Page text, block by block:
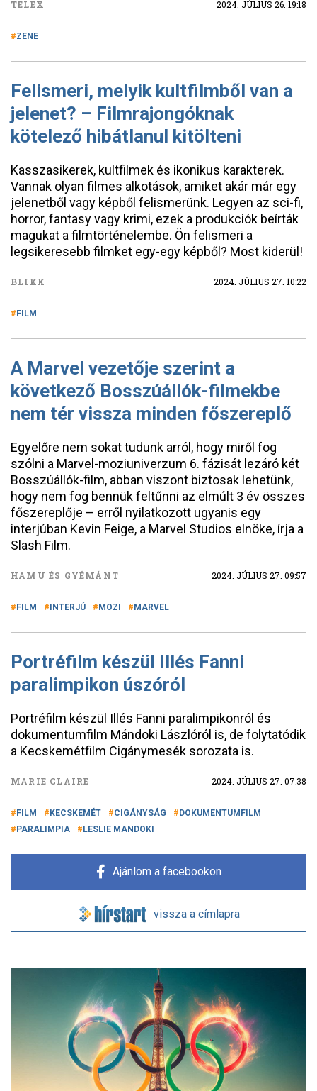
TELEX 2024. JÚLIUS 26. 19:18
ZENE
Felismeri, melyik kultfilmből van a
jelenet? – Filmrajongóknak
kötelező hibátlanul kitölteni
Kasszasikerek, kultfilmek és ikonikus karakterek.
Vannak olyan filmes alkotások, amiket akár már egy
jelenetből vagy képből felismerünk. Legyen az sci-fi,
horror, fantasy vagy krimi, ezek a produkciók beírták
magukat a filmtörténelembe. Ön felismeri a
legsikeresebb filmket egy-egy képből? Most kiderül!
BLIKK 2024. JÚLIUS 27. 10:22
FILM
A Marvel vezetője szerint a
következő Bosszúállók-filmekbe
nem tér vissza minden főszereplő
Egyelőre nem sokat tudunk arról, hogy miről fog
szólni a Marvel-moziuniverzum 6. fázisát lezáró két
Bosszúállók-film, abban viszont biztosak lehetünk,
hogy nem fog bennük feltűnni az elmúlt 3 év összes
főszereplője – erről nyilatkozott ugyanis egy
interjúban Kevin Feige, a Marvel Studios elnöke, írja a
Slash Film.
HAMU ÉS GYÉMÁNT 2024. JÚLIUS 27. 09:57
FILM INTERJÚ MOZI MARVEL
Portréfilm készül Illés Fanni
paralimpikon úszóról
Portréfilm készül Illés Fanni paralimpikonról és
dokumentumfilm Mándoki Lászlóról is, de folytatódik
a Kecskemétfilm Cigánymesék sorozata is.
MARIE CLAIRE 2024. JÚLIUS 27. 07:38
FILM KECSKEMÉT CIGÁNYSÁG
DOKUMENTUMFILM
PARALIMPIA
LESLIE MANDOKI
Ajánlom a facebookon
vissza a címlapra